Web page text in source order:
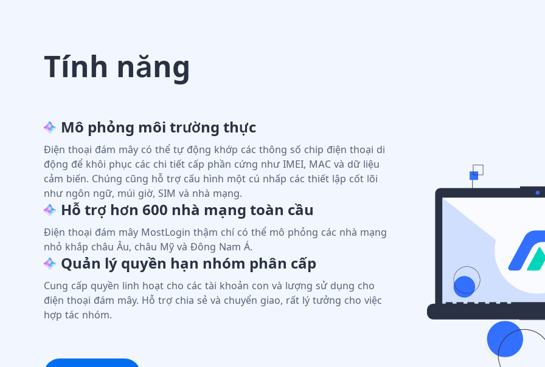
Tính năng
Mô phỏng môi trường thực
Điện thoại đám mây có thể tự động khớp các thông số chip điện thoại di
động để khôi phục các chi tiết cấp phần cứng như IMEI, MAC và dữ liệu
cảm biến. Chúng cũng hỗ trợ cấu hình một cú nhấp các thiết lập cốt lõi
như ngôn ngữ, múi giờ, SIM và nhà mạng.
Hỗ trợ hơn 600 nhà mạng toàn cầu
Điện thoại đám mây MostLogin thậm chí có thể mô phỏng các nhà mạng
nhỏ khắp châu Âu, châu Mỹ và Đông Nam Á.
Quản lý quyền hạn nhóm phân cấp
Cung cấp quyền linh hoạt cho các tài khoản con và lượng sử dụng cho
điện thoại đám mây. Hỗ trợ chia sẻ và chuyển giao, rất lý tưởng cho việc
hợp tác nhóm.